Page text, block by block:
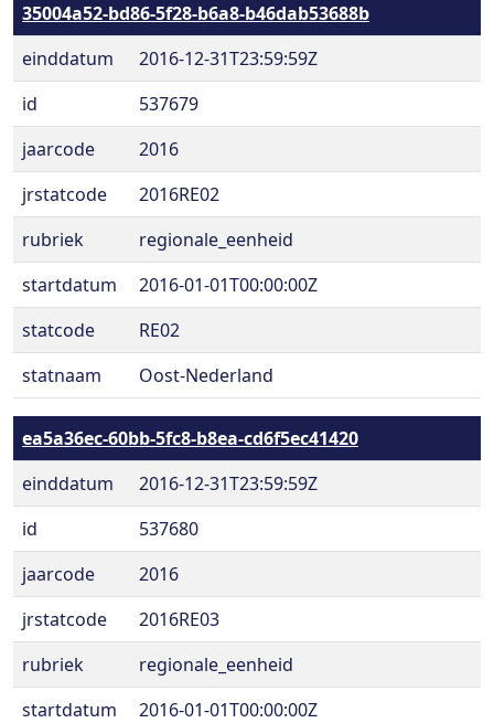
35004a52-bd86-5f28-b6a8-b46dab53688b
einddatum
2016-12-31T23:59:59Z
id
537679
jaarcode
2016
jrstatcode
2016RE02
rubriek
regionale_eenheid
startdatum
2016-01-01T00:00:00Z
statcode
RE02
statnaam
Oost-Nederland
ea5a36ec-60bb-5fc8-b8ea-cd6f5ec41420
einddatum
2016-12-31T23:59:59Z
id
537680
jaarcode
2016
jrstatcode
2016RE03
rubriek
regionale_eenheid
startdatum
2016-01-01T00:00:00Z